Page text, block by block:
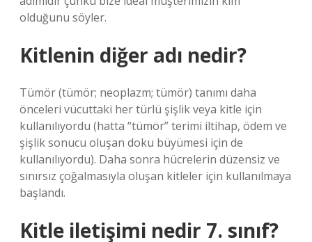
olduğunu söyler.
Kitlenin diğer adı nedir?
Tümör (tümör; neoplazm; tümör) tanımı daha
önceleri vücuttaki her türlü şişlik veya kitle için
kullanılıyordu (hatta “tümör” terimi iltihap, ödem ve
şişlik sonucu oluşan doku büyümesi için de
kullanılıyordu). Daha sonra hücrelerin düzensiz ve
sınırsız çoğalmasıyla oluşan kitleler için kullanılmaya
başlandı.
Kitle iletişimi nedir 7. sınıf?